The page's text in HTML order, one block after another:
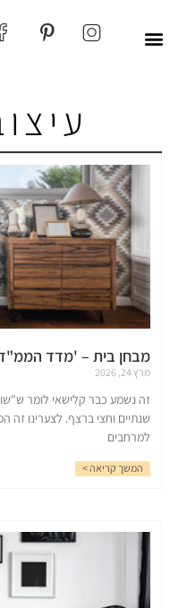
מבחן בית – 'מדד
מרץ 24, 2026
זה נשמע כבר קלישאי לומר
שנתיים וחצי ברצף. לצערינו זה
למרחבים
המשך קריאה >